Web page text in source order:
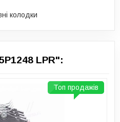
колодки
LPR":
Топ продажів